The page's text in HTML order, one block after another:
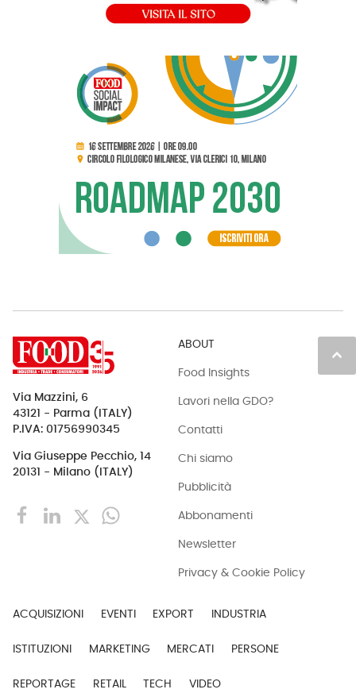
keyboard_arrow_up
Via Mazzini, 6
43121 - Parma (ITALY)
P.IVA: 01756990345
Via Giuseppe Pecchio, 14
20131 - Milano (ITALY)
ABOUT
Food Insights
Lavori nella GDO?
Contatti
Chi siamo
Pubblicità
Abbonamenti
Newsletter
Privacy & Cookie Policy
ACQUISIZIONI EVENTI EXPORT INDUSTRIA
ISTITUZIONI MARKETING MERCATI PERSONE
REPORTAGE RETAIL TECH VIDEO